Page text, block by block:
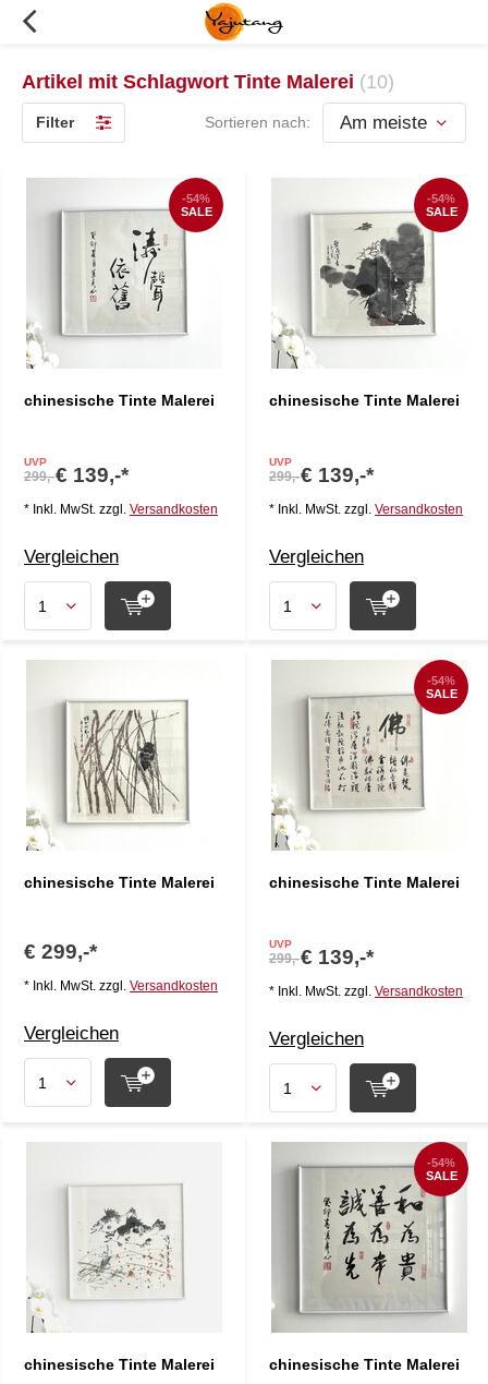
Artikel mit Schlagwort Tinte Malerei (10)
Filter Sortieren nach:
chinesische Tinte Malerei
-54%
SALE
UVP
299,-€ 139,-*
* Inkl. MwSt. zzgl. Versandkosten
Vergleichen
chinesische Tinte Malerei
-54%
SALE
UVP
299,-€ 139,-*
* Inkl. MwSt. zzgl. Versandkosten
Vergleichen
chinesische Tinte Malerei
€ 299,-*
* Inkl. MwSt. zzgl. Versandkosten
Vergleichen
chinesische Tinte Malerei
-54%
SALE
UVP
299,-€ 139,-*
* Inkl. MwSt. zzgl. Versandkosten
Vergleichen
chinesische Tinte Malerei chinesische Tinte Malerei
-54%
SALE